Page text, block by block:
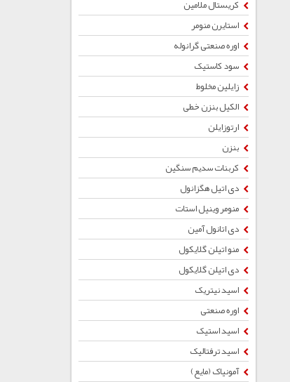
کریستال ملامین
استایرن منومر
اوره صنعتی گرانوله
سود کاستیک
زایلین مخلوط
الکیل بنزن خطی
ارتوزایلن
بنزن
کربنات سدیم سنگین
دی اتیل هگزانول
منومر وینیل استات
دی اتانول آمین
منو اتیلن گلایکول
دی اتیلن گلایکول
اسید نیتریک
اوره صنعتی
اسید استیک
اسید ترفتالیک
آمونیاک (مایع)